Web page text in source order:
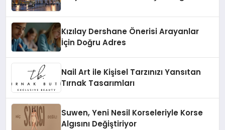
Kızılay Dershane Önerisi Arayanlar
İçin Doğru Adres
Nail Art ile Kişisel Tarzınızı Yansıtan
Tırnak Tasarımları
Suwen, Yeni Nesil Korseleriyle Korse
Algısını Değiştiriyor